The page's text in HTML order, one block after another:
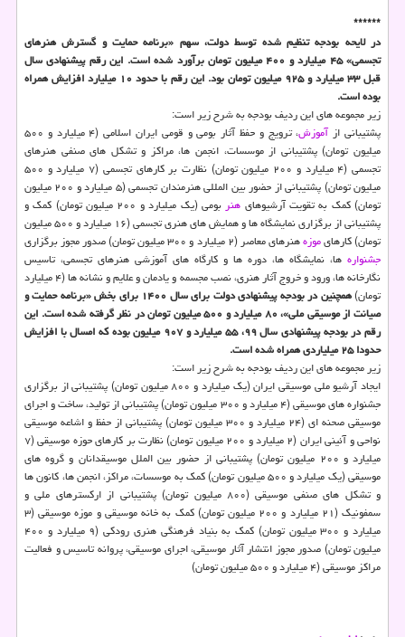
******
در لایحه بودجه تنظیم شده توسط دولت، سهم «برنامه حمایت و گسترش هنرهای
تجسمی» ۴۵ میلیارد و ۴۰۰ میلیون تومان برآورد شده است. این رقم پیشنهادی سال
قبل ۳۳ میلیارد و ۹۲۵ میلیون تومان بود. این رقم با حدود ۱۰ میلیارد افزایش همراه
بوده است.
زیر مجموعه های این ردیف بودجه به شرح زیر است:
پشتیبانی ازآموزش
، ترویج و حفظ آثار بومی و قومی ایران اسلامی (۴ میلیارد و ۵۰۰
میلیون تومان) پشتیبانی از موسسات، انجمن ها، مراکز و تشکل های صنفی هنرهای
تجسمی (۴ میلیارد و ۲۰۰ میلیون تومان) نظارت بر کارهای تجسمی (۷ میلیارد و ۵۰۰
میلیون تومان) پشتیبانی از حضور بین المللی هنرمندان تجسمی (۵ میلیارد و ۲۰۰ میلیون
تومان) کمک به تقویت آرشیوهای هنر
بومی (یک میلیارد و ۲۰۰ میلیون تومان) کمک و
پشتیبانی از برگزاری نمایشگاه ها و همایش های هنری تجسمی (۱۶ میلیارد و ۵۰۰ میلیون
تومان) کارهایموزههنرهای معاصر (۲ میلیارد و ۳۰۰ میلیون تومان) صدور مجوز برگزاری
جشنواره ها، نمایشگاه ها، دوره ها و کارگاه های آموزشی هنرهای تجسمی، تاسیس
نگارخانه ها، ورود و خروج آثار هنری، نصب مجسمه و یادمان و علایم و نشانه ها (۴ میلیارد
تومان)
همچنین در بودجه پیشنهادی دولت برای سال ۱۴۰۰ برای بخش «برنامه حمایت و
صیانت از موسیقی ملی»، ۸۰ میلیارد و ۵۰۰ میلیون تومان در نظر گرفته شده است. این
رقم در بودجه پیشنهادی سال ۹۹، ۵۵ میلیارد و ۹۰۷ میلیون بوده که امسال با افزایش
حدودا ۲۵ میلیاردی همراه شده است.
زیر مجموعه های این ردیف بودجه به شرح زیر است:
ایجاد آرشیو ملی موسیقی ایران (یک میلیارد و ۸۰۰ میلیون تومان) پشتیبانی از برگزاری
جشنواره های موسیقی (۴ میلیارد و ۳۰۰ میلیون تومان) پشتیبانی از تولید، ساخت و اجرای
موسیقی صحنه ای (۲۴ میلیارد و ۳۰۰ میلیون تومان) پشتیبانی از حفظ و اشاعه موسیقی
نواحی و آئینی ایران (۲ میلیارد و ۲۰۰ میلیون تومان) نظارت بر کارهای حوزه موسیقی (۷
میلیارد و ۲۰۰ میلیون تومان) پشتیبانی از حضور بین الملل موسیقدانان و گروه های
موسیقی (یک میلیارد و ۵۰۰ میلیون تومان) کمک به موسسات، مراکز، انجمن ها، کانون ها
و تشکل های صنفی موسیقی (۸۰۰ میلیون تومان) پشتیبانی از ارکسترهای ملی و
سمفونیک (۲۱ میلیارد و ۲۰۰ میلیون تومان) کمک به خانه موسیقی و موزه موسیقی (۳
میلیارد و ۳۰۰ میلیون تومان) کمک به بنیاد فرهنگی هنری رودکی (۹ میلیارد و ۴۰۰
میلیون تومان) صدور مجوز انتشار آثار موسیقی، اجرای موسیقی، پروانه تاسیس و فعالیت
مراکز موسیقی (۴ میلیارد و ۵۰۰ میلیون تومان)